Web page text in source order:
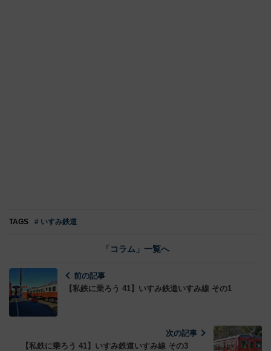
TAGS # いすみ鉄道
「コラム」一覧へ
前の記事
【私鉄に乗ろう 41】いすみ鉄道いすみ線 その1
次の記事
【私鉄に乗ろう 41】いすみ鉄道いすみ線 その3